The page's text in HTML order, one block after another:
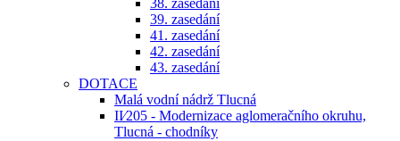
38. zasedání
39. zasedání
41. zasedání
42. zasedání
43. zasedání
DOTACE
Malá vodní nádrž Tlucná
II⁄205 - Modernizace aglomeračního okruhu,
Tlucná - chodníky